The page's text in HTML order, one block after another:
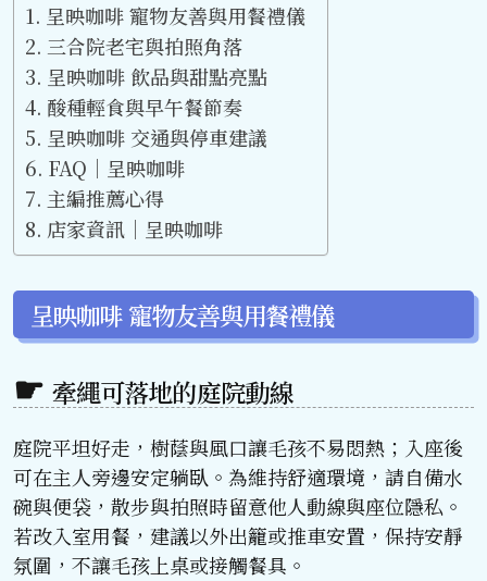
呈映咖啡 寵物友善與用餐禮儀
三合院老宅與拍照角落
呈映咖啡 飲品與甜點亮點
酸種輕食與早午餐節奏
呈映咖啡 交通與停車建議
FAQ｜呈映咖啡
主編推薦心得
店家資訊｜呈映咖啡
呈映咖啡 寵物友善與用餐禮儀
牽繩可落地的庭院動線
庭院平坦好走，樹蔭與風口讓毛孩不易悶熱；入座後
可在主人旁邊安定躺臥。為維持舒適環境，請自備水
碗與便袋，散步與拍照時留意他人動線與座位隱私。
若改入室用餐，建議以外出籠或推車安置，保持安靜
氛圍，不讓毛孩上桌或接觸餐具。